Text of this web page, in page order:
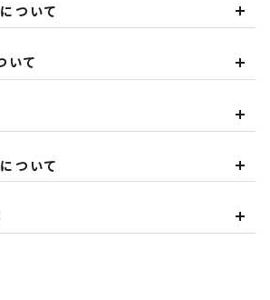
ついて
いて
ついて